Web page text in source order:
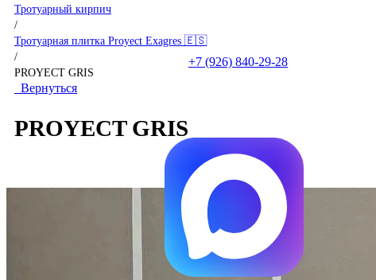
+7 (926) 840-29-28
Тротуарный кирпич
/
Тротуарная плитка Proyect Exagres 🇪🇸
/
PROYECT GRIS
Вернуться
PROYECT GRIS